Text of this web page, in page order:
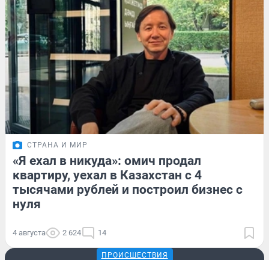
СТРАНА И МИР
«Я ехал в никуда»: омич продал
квартиру, уехал в Казахстан с 4
тысячами рублей и построил бизнес с
нуля
4 августа 2 624 14
ПРОИСШЕСТВИЯ